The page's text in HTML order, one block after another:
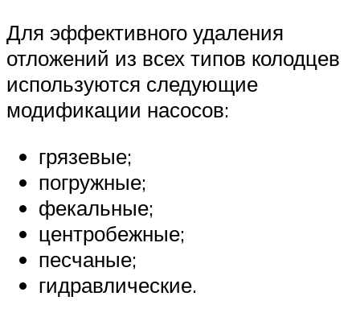
Для эффективного удаления
отложений из всех типов колодцев
используются следующие
модификации насосов:
грязевые;
погружные;
фекальные;
центробежные;
песчаные;
гидравлические.